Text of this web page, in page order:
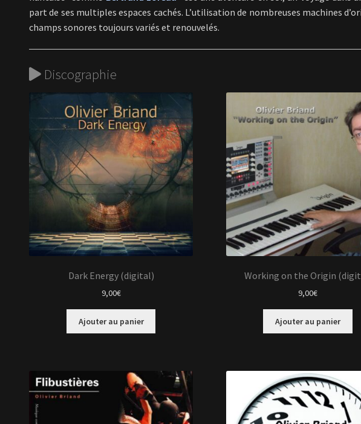
part de ses multiples espaces cachés. L’utilisation de nombreuses machines
champs sonores toujours variés et renouvelés.
Discographie
Dark Energy (digital)
9,00€
Ajouter au panier
Working on the Origin
9,00€
Ajouter au panier